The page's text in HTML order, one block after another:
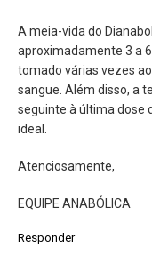
A meia-vida do
aproximadamente 3 a
tomado várias vezes
sangue. Além disso, a
seguinte à última dose
ideal.
Atenciosamente,
EQUIPE ANABÓLICA
Responder